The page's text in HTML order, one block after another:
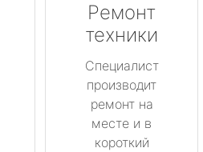
Ремонт
техники
Специалист
производит
ремонт на
месте и в
короткий